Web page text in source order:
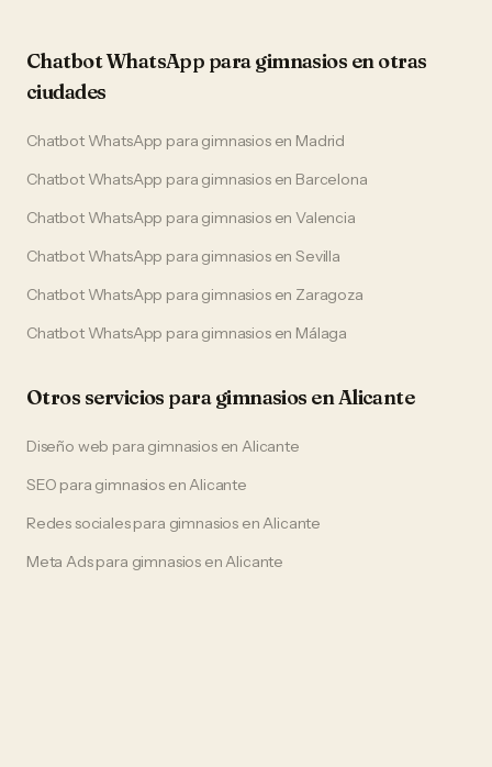
Chatbot WhatsApp paragimnasios en otras
ciudades
Chatbot WhatsApp para gimnasiosen Madrid
Chatbot WhatsApp para gimnasiosen Barcelona
Chatbot WhatsApp para gimnasiosenValencia
Chatbot WhatsApp para gimnasiosenSevilla
Chatbot WhatsApp para gimnasiosen Zaragoza
Chatbot WhatsApp para gimnasiosen Málaga
Otros servicios paragimnasios enAlicante
Diseño web para gimnasiosenAlicante
SEO para gimnasiosenAlicante
Redes socialespara gimnasios enAlicante
Meta Adspara gimnasios enAlicante